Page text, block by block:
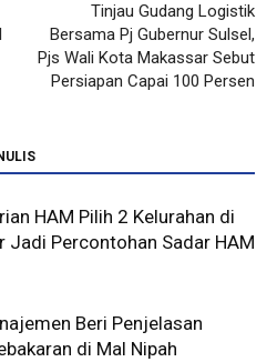
Tinjau Gudang Logistik
Bersama Pj Gubernur Sulsel,
Pjs Wali Kota Makassar Sebut
Persiapan Capai 100 Persen
HAM Pilih 2 Kelurahan di
Jadi Percontohan Sadar HAM
Beri Penjelasan
di Mal Nipah